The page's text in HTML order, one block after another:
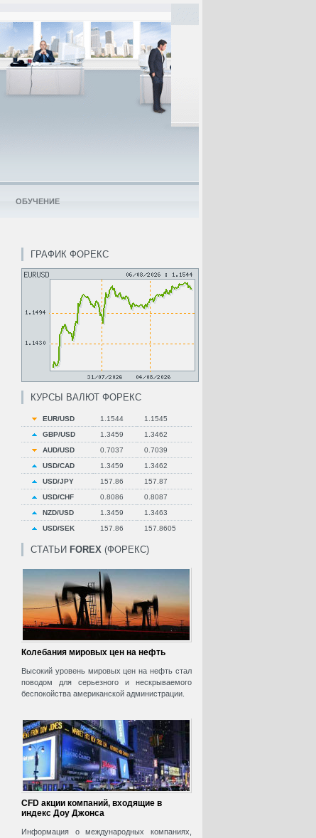
ГРАФИК ФОРЕКС
КУРСЫ ВАЛЮТ ФОРЕКС
EUR/USD 1.1544
1.1545
GBP/USD
1.3459
1.3462
AUD/USD
0.7037
0.7039
USD/CAD
1.3459
1.3462
USD/JPY
157.86
157.87
USD/CHF
0.8086
0.8087
NZD/USD
1.3459
1.3463
USD/SEK
157.86 157.8605
СТАТЬИ FOREX (ФОРЕКС)
Колебания мировых цен на нефть
Высокий уровень мировых цен на нефть стал
поводом для серьезного и нескрываемого
беспокойства американской администрации.
CFD акции компаний, входящие в
индекс Доу Джонса
Информация о международных компаниях,
ОБУЧЕНИЕ